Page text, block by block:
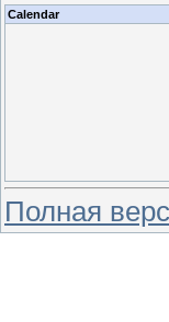
Calendar
Полная